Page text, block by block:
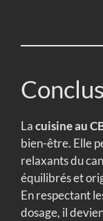
Lacuisine au
bien-être. Elle
relaxants du
équilibrés et
En respectant
dosage, il